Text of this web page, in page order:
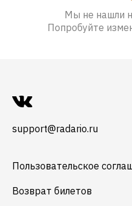
Мы не нашли
Попробуйте
support@radario.ru
Пользовательское
Возврат билетов